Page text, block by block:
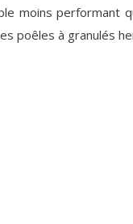
moins
poêles à granulés